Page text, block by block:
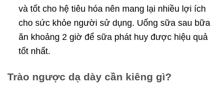
và tốt cho hệ tiêu hóa nên mang lại nhiều lợi ích
cho sức khỏe người sử dụng. Uống sữa sau bữa
ăn khoảng 2 giờ để sữa phát huy được hiệu quả
tốt nhất.
Trào ngược dạ dày cần kiêng gì?